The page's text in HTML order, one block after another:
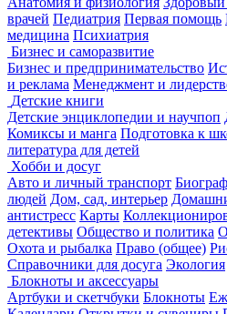
врачей Педиатрия Первая помощь
медицина Психиатрия
Бизнес и саморазвитие
Бизнес и предпринимательство
и реклама Менеджмент и
Детские книги
Детские энциклопедии и научпоп
Комиксы и манга Подготовка к
литература для детей
Хобби и досуг
Авто и личный транспорт
людей Дом, сад, интерьер
антистресс Карты
детективы Общество и политика
Охота и рыбалка Право (общее)
Справочники для досуга Экология
Блокноты и аксессуары
Артбуки и скетчбуки Блокноты